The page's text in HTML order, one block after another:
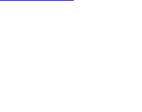
на Cbonds.ru